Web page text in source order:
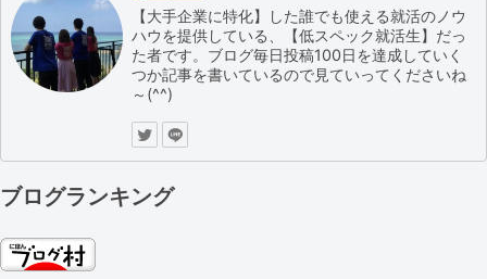
【大手企業に特化】した誰でも使える就活のノウ
ハウを提供している、【低スペック就活生】だっ
た者です。ブログ毎日投稿100日を達成していく
つか記事を書いているので見ていってくださいね
～(^^)
ブログランキング